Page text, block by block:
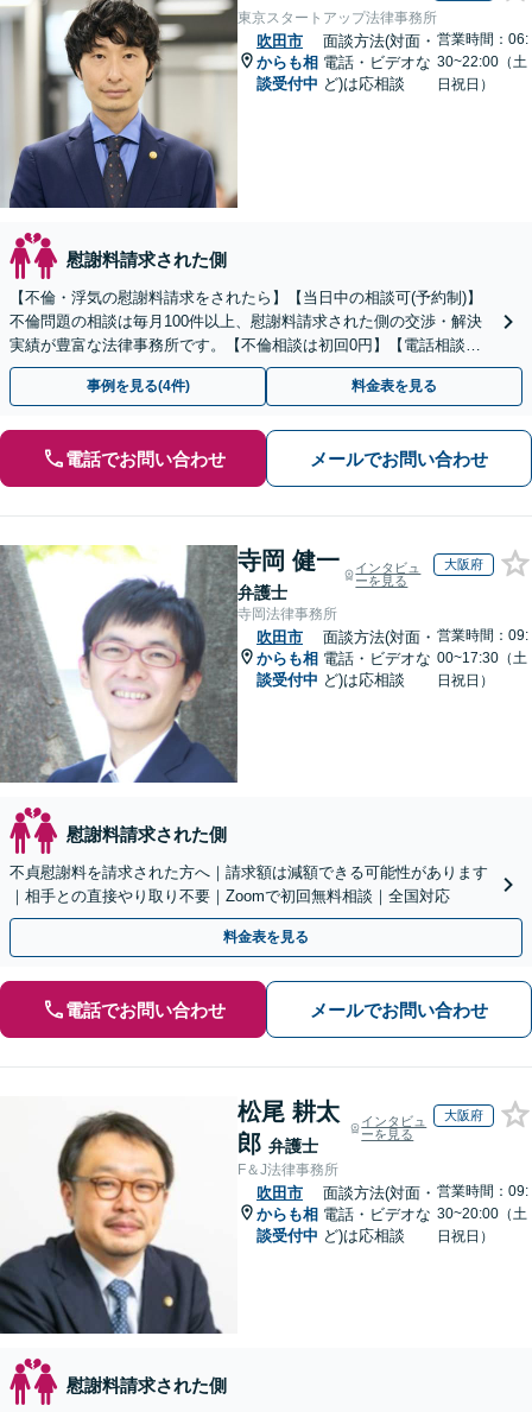
東京スタートアップ法律事務所
吹田市
からも相
談受付中
面談方法(対面・
電話・ビデオな
ど)は応相談
営業時間：06:
30~22:00（土
日祝日）
慰謝料請求された側
【不倫・浮気の慰謝料請求をされたら】【当日中の相談可(予約制)】
不倫問題の相談は毎月100件以上、慰謝料請求された側の交渉・解決
実績が豊富な法律事務所です。【不倫相談は初回0円】【電話相談で
ご契約まで対応可/来所不要】
事例を見る(4件) 料金表を見る
電話でお問い合わせ メールでお問い合わせ
寺岡 健一
弁護士
インタビュ
ーを見る
大阪府
寺岡法律事務所
吹田市
からも相
談受付中
面談方法(対面・
電話・ビデオな
ど)は応相談
営業時間：09:
00~17:30（土
日祝日）
慰謝料請求された側
不貞慰謝料を請求された方へ｜請求額は減額できる可能性があります
｜相手との直接やり取り不要｜Zoomで初回無料相談｜全国対応
料金表を見る
電話でお問い合わせ メールでお問い合わせ
松尾 耕太
郎 弁護士
インタビュ
ーを見る
大阪府
F＆J法律事務所
吹田市
からも相
談受付中
面談方法(対面・
電話・ビデオな
ど)は応相談
営業時間：09:
30~20:00（土
日祝日）
慰謝料請求された側